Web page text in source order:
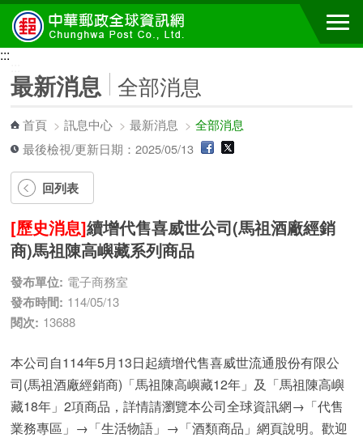
跳到主要內容區塊
:::
最新消息 全部消息
首頁 >訊息中心 >最新消息 >全部消息
最後檢視/更新日期：2025/05/13
回列表
[歷史消息]續增代售喜威世公司(馬祖酒廠經銷
商)馬祖陳高嶼藏系列商品
發布單位: 電子商務室
發布時間: 114/05/13
閱次: 13688
本公司自114年5月13日起續增代售喜威世流通股份有限公
司(馬祖酒廠經銷商)「馬祖陳高嶼藏12年」及「馬祖陳高嶼
藏18年」2項商品，詳情請瀏覽本公司全球資訊網→「代售
業務專區」→「生活物語」→「酒類商品」網頁說明。歡迎